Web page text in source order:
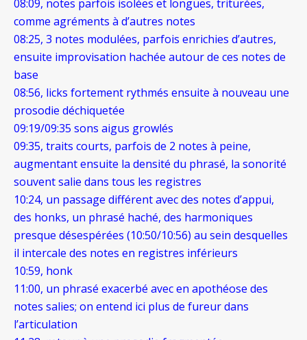
08:09, notes parfois isolées et longues, triturées,
comme agréments à d’autres notes
08:25, 3 notes modulées, parfois enrichies d’autres,
ensuite improvisation hachée autour de ces notes de
base
08:56, licks fortement rythmés ensuite à nouveau une
prosodie déchiquetée
09:19/09:35 sons aigus growlés
09:35, traits courts, parfois de 2 notes à peine,
augmentant ensuite la densité du phrasé, la sonorité
souvent salie dans tous les registres
10:24, un passage différent avec des notes d’appui,
des honks, un phrasé haché, des harmoniques
presque désespérées (10:50/10:56) au sein desquelles
il intercale des notes en registres inférieurs
10:59, honk
11:00, un phrasé exacerbé avec en apothéose des
notes salies; on entend ici plus de fureur dans
l’articulation